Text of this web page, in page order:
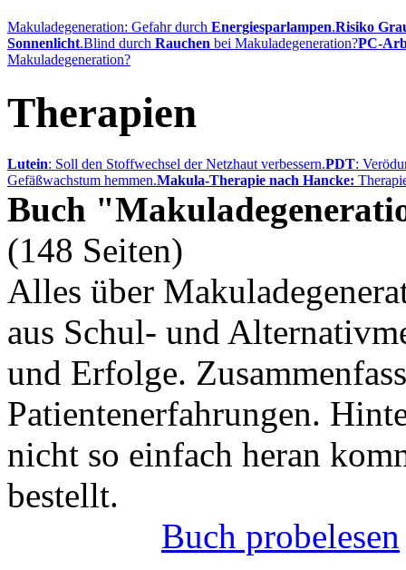
Makuladegeneration: Gefahr durch Energiesparlampen.Risiko
Sonnenlicht.Blind durch Rauchen bei Makuladegeneration?PC-
Makuladegeneration?
Therapien
Lutein: Soll den Stoffwechsel der Netzhaut verbessern.PDT:
Gefäßwachstum hemmen.Makula-Therapie nach Hancke:
Buch
(148 Seiten)
Alles über
aus Schul- und
und Erfolge.
Patientenerfahrungen.
nicht so einfach heran
bestellt.
Buch probelesen